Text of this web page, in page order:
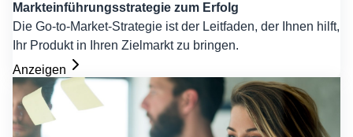
Markteinführungsstrategie zum Erfolg
Die Go-to-Market-Strategie ist der Leitfaden, der Ihnen hilft,
Ihr Produkt in Ihren Zielmarkt zu bringen.
Anzeigen